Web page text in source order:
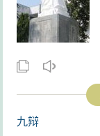
九辩